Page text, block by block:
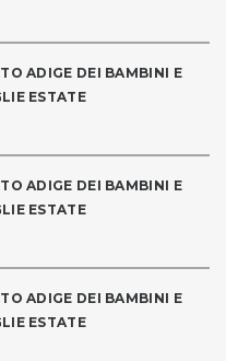
ADIGE DEI BAMBINI E
ESTATE
ADIGE DEI BAMBINI E
ESTATE
ADIGE DEI BAMBINI E
ESTATE